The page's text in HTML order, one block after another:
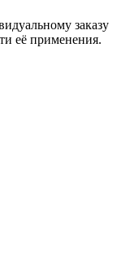
заказу
её применения.